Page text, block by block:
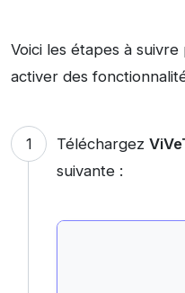
Voici les étapes à
activer des
Téléchargez
suivante :